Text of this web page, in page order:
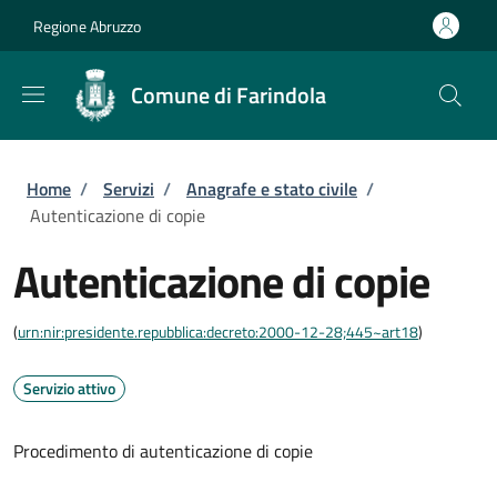
Regione Abruzzo
Comune di Farindola
Briciole di pane
Home / Servizi / Anagrafe e stato civile /
Autenticazione di copie
Autenticazione di copie
(urn:nir:presidente.repubblica:decreto:2000-12-28;445~art18)
Servizio attivo
Procedimento di autenticazione di copie